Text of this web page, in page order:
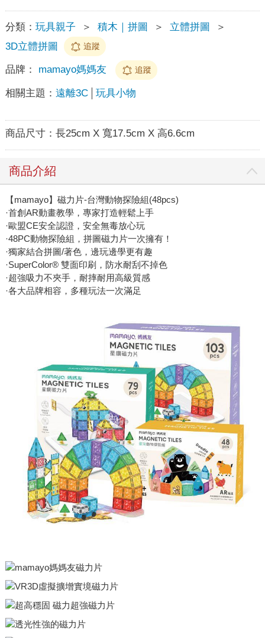
分類： 玩具親子 ＞ 積木｜拼圖 ＞ 立體拼圖
＞
3D立體拼圖
追蹤
品牌： mamayo媽媽友 追蹤
相關主題： 遠離3C 玩具小物
商品尺寸： 長25cm X 寬17.5cm X 高6.6cm
商品介紹
【mamayo】磁力片-台灣動物探險組(48pcs)
·首創AR動畫教學，專家打造輕鬆上手
·歐盟CE安全認證，安全無毒放心玩
·48PC動物探險組，拼圖磁力片一次擁有！
·獨家結合拼圖/著色，邊玩邊學更有趣
·SuperColor® 雙面印刷，防水耐刮不掉色
·超強吸力不夾手，耐摔耐用高級質感
·各大品牌相容，多種玩法一次滿足